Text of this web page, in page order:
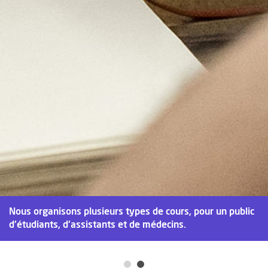
Nous organisons plusieurs types de cours, pour un public
d'étudiants, d'assistants et de médecins.